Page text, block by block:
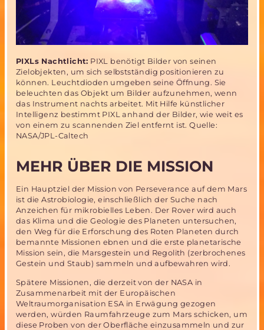
PIXLs Nachtlicht: PIXL benötigt Bilder von seinen
Zielobjekten, um sich selbstständig positionieren zu
können. Leuchtdioden umgeben seine Öffnung. Sie
beleuchten das Objekt um Bilder aufzunehmen, wenn
das Instrument nachts arbeitet. Mit Hilfe künstlicher
Intelligenz bestimmt PIXL anhand der Bilder, wie weit es
von einem zu scannenden Ziel entfernt ist. Quelle:
NASA/JPL-Caltech
MEHR ÜBER DIE MISSION
Ein Hauptziel der Mission von Perseverance auf dem Mars
ist die Astrobiologie, einschließlich der Suche nach
Anzeichen für mikrobielles Leben. Der Rover wird auch
das Klima und die Geologie des Planeten untersuchen,
den Weg für die Erforschung des Roten Planeten durch
bemannte Missionen ebnen und die erste planetarische
Mission sein, die Marsgestein und Regolith (zerbrochenes
Gestein und Staub) sammeln und aufbewahren wird.
Spätere Missionen, die derzeit von der NASA in
Zusammenarbeit mit der Europäischen
Weltraumorganisation ESA in Erwägung gezogen
werden, würden Raumfahrzeuge zum Mars schicken, um
diese Proben von der Oberfläche einzusammeln und zur